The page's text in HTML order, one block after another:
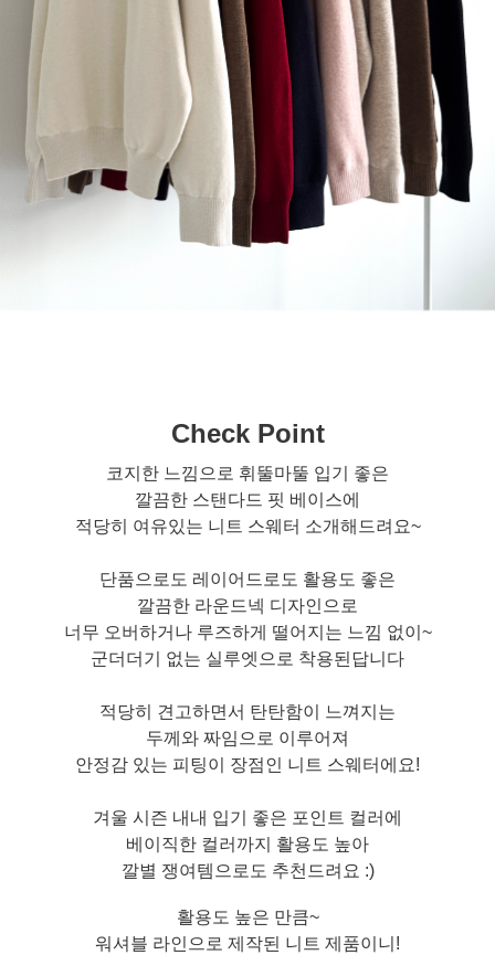
Check Point
코지한 느낌으로 휘뚤마뚤 입기 좋은
깔끔한 스탠다드 핏 베이스에
적당히 여유있는 니트 스웨터 소개해드려요~
단품으로도 레이어드로도 활용도 좋은
깔끔한 라운드넥 디자인으로
너무 오버하거나 루즈하게 떨어지는 느낌 없이~
군더더기 없는 실루엣으로 착용된답니다
적당히 견고하면서 탄탄함이 느껴지는
두께와 짜임으로 이루어져
안정감 있는 피팅이 장점인 니트 스웨터에요!
겨울 시즌 내내 입기 좋은 포인트 컬러에
베이직한 컬러까지 활용도 높아
깔별 쟁여템으로도 추천드려요 :)
활용도 높은 만큼~
워셔블 라인으로 제작된 니트 제품이니!